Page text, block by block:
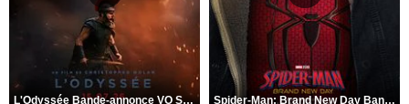
L'Odyssée Bande-annonce VO STFR Spider-Man: Brand New Day Bande-annonce VO STFR